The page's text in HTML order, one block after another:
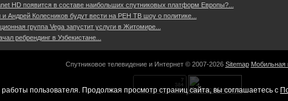
HD появится в составе наибольших спутниковых платформ Европы?...
и Андрей Колесников будут вести на РЕН ТВ шоу о политике...
группа Vega запустит услуги в Житомире...
ребрендинг в Узбекистане...
Спутниковое телевидение и Интернет © 2007-2026 Sitemap Мобильная
пользователя. Продолжая просмотр страниц сайта, вы соглашаетесь с